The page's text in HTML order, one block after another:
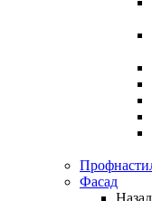
Фасад
Назад